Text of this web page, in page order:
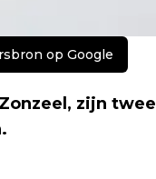
op Google
zijn twee